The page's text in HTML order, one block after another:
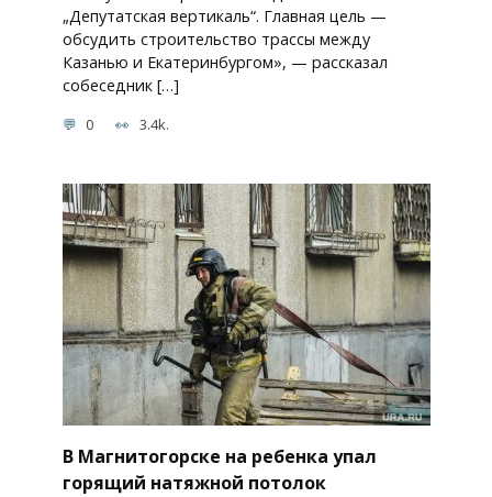
„Депутатская вертикаль“. Главная цель —
обсудить строительство трассы между
Казанью и Екатеринбургом», — рассказал
собеседник […]
0 3.4k.
В Магнитогорске на ребенка упал
горящий натяжной потолок